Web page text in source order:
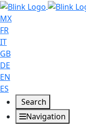
MX
FR
IT
GB
DE
EN
ES
Search
Navigation